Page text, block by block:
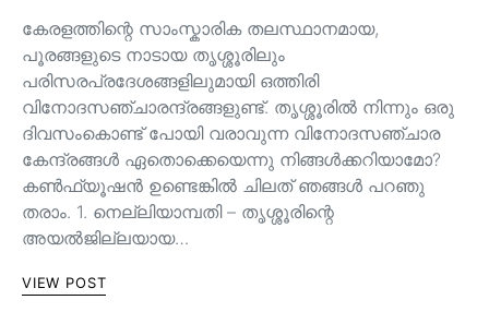
കേരളത്തിന്റെ സാംസ്കാരിക തലസ്ഥാനമായ,
പൂരങ്ങളുടെ നാടായ തൃശ്ശൂരിലും
പരിസരപ്രദേശങ്ങളിലുമായി ഒത്തിരി
വിനോദസഞ്ചാരന്ദ്രങ്ങളുണ്ട്. തൃശ്ശൂരിൽ നിന്നും ഒരു
ദിവസംകൊണ്ട് പോയി വരാവുന്ന വിനോദസഞ്ചാര
കേന്ദ്രങ്ങൾ ഏതൊക്കെയെന്നു നിങ്ങൾക്കറിയാമോ?
കൺഫ്യൂഷൻ ഉണ്ടെങ്കിൽ ചിലത് ഞങ്ങൾ പറഞു
തരാം. 1. നെല്ലിയാമ്പതി – തൃശ്ശൂരിന്റെ
അയൽജില്ലയായ…
VIEW POST